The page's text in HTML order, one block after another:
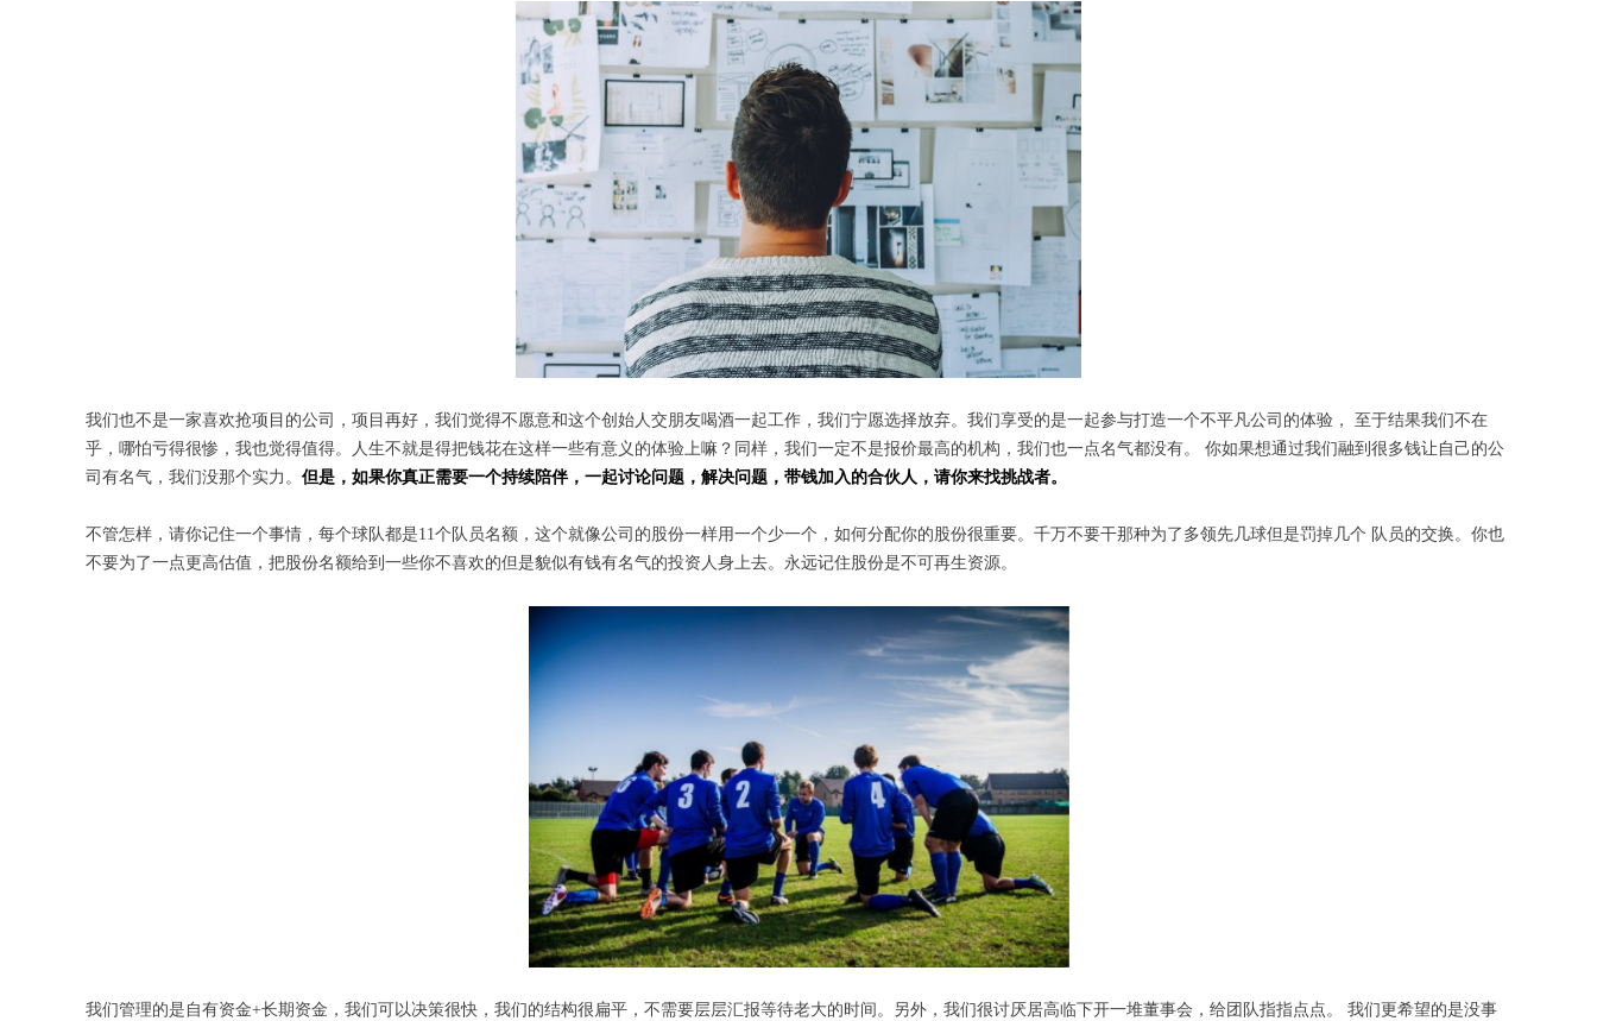
我们也不是一家喜欢抢项目的公司，项目再好，我们觉得不愿意和这个创始人交朋友喝酒一起工作，我们宁愿选择放弃。我们享受的是一起参与打造一个不平凡公司的体验， 至于结果我们不在
乎，哪怕亏得很惨，我也觉得值得。人生不就是得把钱花在这样一些有意义的体验上嘛？同样，我们一定不是报价最高的机构，我们也一点名气都没有。 你如果想通过我们融到很多钱让自己的公
司有名气，我们没那个实力。 但是，如果你真正需要一个持续陪伴，一起讨论问题，解决问题，带钱加入的合伙人，请你来找挑战者。
不管怎样，请你记住一个事情，每个球队都是11个队员名额，这个就像公司的股份一样用一个少一个，如何分配你的股份很重要。千万不要干那种为了多领先几球但是罚掉几个 队员的交换。你也
不要为了一点更高估值，把股份名额给到一些你不喜欢的但是貌似有钱有名气的投资人身上去。永远记住股份是不可再生资源。
我们管理的是自有资金+长期资金，我们可以决策很快，我们的结构很扁平，不需要层层汇报等待老大的时间。另外，我们很讨厌居高临下开一堆董事会，给团队指指点点。 我们更希望的是没事